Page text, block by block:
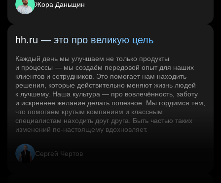
Жора Даньщин
hh.ru — это про великую цель
Каждый день мы улучшаем не только продукты
и процессы — мы создаём передовой опыт для наших
клиентов и сотрудников. Это помогает нам находить
решения, которые действительно меняют жизнь людей
к лучшему. Наша культура — про вовлечённость, заботу
и искреннее желание делать полезное. Мы гордимся тем,
что помогаем крутым компаниям и классным
специалистам находить друг друга. Быть частью таких
изменений по‑настоящему вдохновляет.
Сергей Чертов